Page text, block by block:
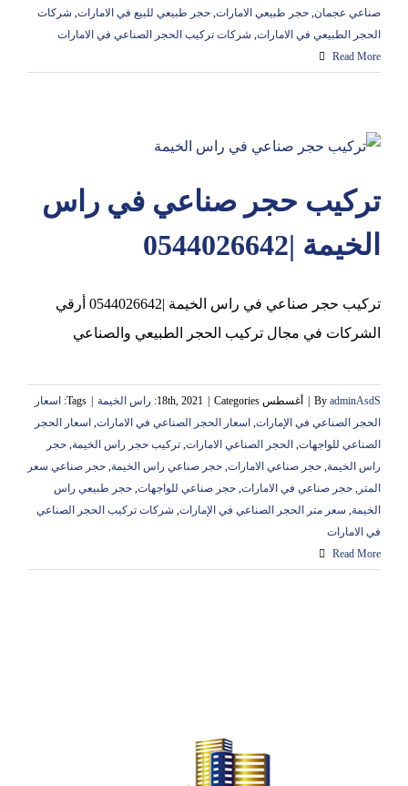
صناعي عجمان, حجر طبيعي الامارات, حجر طبيعي للبيع في الامارات, شركات
الحجر الطبيعي في الامارات, شركات تركيب الحجر الصناعي في الامارات
Read More
تركيب حجر صناعي في راس
الخيمة |0544026642
تركيب حجر صناعي في راس الخيمة |0544026642 أرقي
الشركات في مجال تركيب الحجر الطبيعي والصناعي
By adminAsdS أغسطس 18th, 2021 Categories: راس الخيمة Tags:
اسعار
الحجر الصناعي في الإمارات, اسعار الحجر الصناعي في الامارات, اسعار الحجر
الصناعي للواجهات, الحجر الصناعي الامارات, تركيب حجر راس الخيمة, حجر
راس الخيمة, حجر صناعي الامارات, حجر صناعي راس الخيمة, حجر صناعي سعر
المتر , حجر صناعي في الامارات, حجر صناعي للواجهات, حجر طبيعي راس
الخيمة, سعر متر الحجر الصناعي في الإمارات, شركات تركيب الحجر الصناعي
في الامارات
Read More